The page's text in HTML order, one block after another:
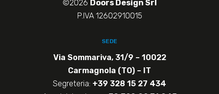
©2026 Doors Design Srl
P.IVA 12602910015
SEDE
Via Sommariva, 31/9 – 10022
Carmagnola (TO) – IT
Segreteria: +39 328 15 27 434